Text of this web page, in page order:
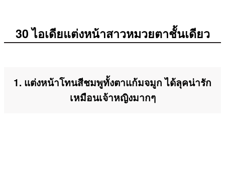
30 ไอเดียแต่งหน้าสาวหมวยตาชั้นเดียว
1. แต่งหน้าโทนสีชมพูทั้งตาแก้มจมูก ได้ลุคน่ารัก
เหมือนเจ้าหญิงมากๆ